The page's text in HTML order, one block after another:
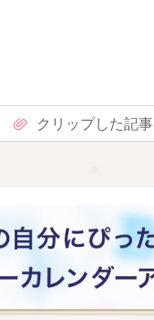
クリップした記事